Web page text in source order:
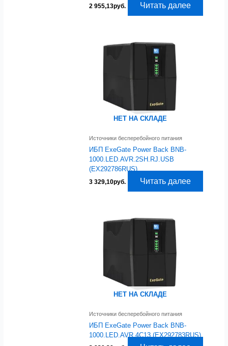
2 955,13руб. Читать далее
НЕТ НА СКЛАДЕ
Источники бесперебойного питания
ИБП ExeGate Power Back BNB-
1000.LED.AVR.2SH.RJ.USB
(EX292786RUS)
3 329,10руб. Читать далее
НЕТ НА СКЛАДЕ
Источники бесперебойного питания
ИБП ExeGate Power Back BNB-
1000.LED.AVR.4C13 (EX292783RUS)